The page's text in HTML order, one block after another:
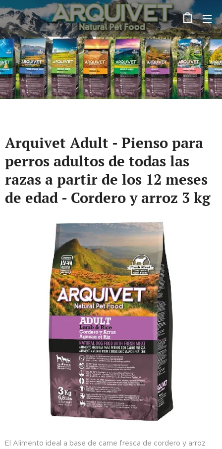
Arquivet Adult - Pienso para
perros adultos de todas las
razas a partir de los 12 meses
de edad - Cordero y arroz 3 kg
El Alimento ideal a base de carne fresca de cordero y arroz